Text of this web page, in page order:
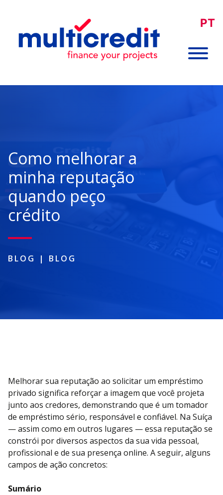
PT
Como melhorar a
minha reputação
quando peço
crédito
BLOG | BLOG
Melhorar sua reputação ao solicitar um empréstimo
privado significa reforçar a imagem que você projeta
junto aos credores, demonstrando que é um tomador
de empréstimo sério, responsável e confiável. Na Suíça
— assim como em outros lugares — essa reputação se
constrói por diversos aspectos da sua vida pessoal,
profissional e de sua presença online. A seguir, alguns
campos de ação concretos:
Sumário